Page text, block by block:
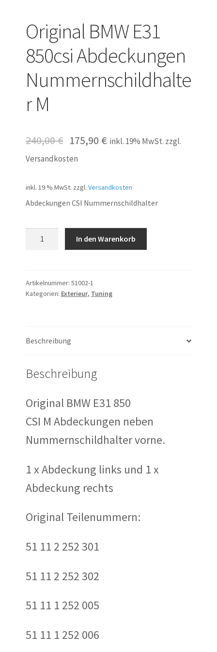
Original BMW E31
850csi Abdeckungen
Nummernschildhalte
r M
240,00€ 175,90 € inkl. 19% MwSt. zzgl.
Versandkosten
inkl. 19 % MwSt. zzgl. Versandkosten
Abdeckungen CSI Nummernschildhalter
Abdeckungen
Nummernschildhalter
In den Warenkorb
Artikelnummer: 51002-1
Kategorien: Exterieur, Tuning
Beschreibung
Beschreibung
Original BMW E31 850
CSI M Abdeckungen neben
Nummernschildhalter vorne.
1 x Abdeckung links und 1 x
Abdeckung rechts
Original Teilenummern:
51 11 2 252 301
51 11 2 252 302
51 11 1 252 005
51 11 1 252 006